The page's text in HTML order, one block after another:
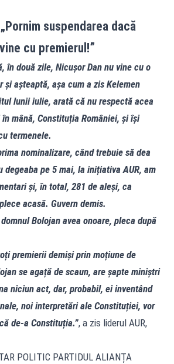
suspendarea dacă
cu premierul!”
în două zile, Nicușor Dan nu vine cu o
și așteaptă, așa cum a zis Kelemen
lunii iulie, arată că nu respectă acea
mână, Constituția României, și își
termenele.
nominalizare, când trebuie să dea
degeaba pe 5 mai, la inițiativa AUR, am
și, în total, 281 de aleși, ca
acasă. Guvern demis.
Bolojan avea onoare, pleca după
premierii demiși prin moțiune de
se agață de scaun, are șapte miniștri
niciun act, dar, probabil, ei inventând
noi interpretări ale Constituției, vor
de-a Constituția.”, a zis liderul AUR,
POLITIC PARTIDUL ALIANȚA